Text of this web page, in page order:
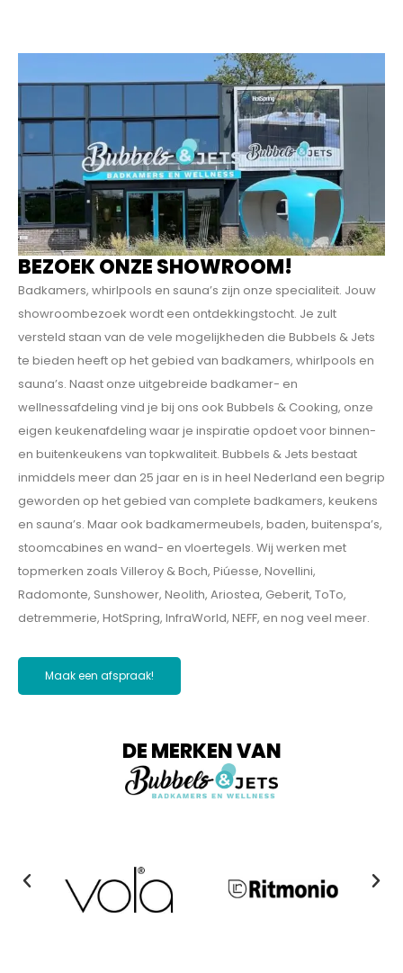
BEZOEK ONZE SHOWROOM!
Badkamers, whirlpools en sauna’s zijn onze specialiteit. Jouw
showroombezoek wordt een ontdekkings­tocht. Je zult
versteld staan van de vele mogelijkheden die Bubbels & Jets
te bieden heeft op het gebied van badkamers, whirlpools en
sauna’s. Naast onze uitgebreide badkamer- en
wellnessafdeling vind je bij ons ook Bubbels & Cooking, onze
eigen keukenafdeling waar je inspiratie opdoet voor binnen-
en buitenkeukens van topkwaliteit. Bubbels & Jets bestaat
inmiddels meer dan 25 jaar en is in heel Nederland een begrip
geworden op het gebied van complete badkamers, keukens
en sauna’s. Maar ook badkamermeubels, baden, buitenspa’s,
stoomcabines en wand- en vloertegels. Wij werken met
topmerken zoals Villeroy & Boch, Piúesse, Novellini,
Radomonte, Sunshower, Neolith, Ariostea, Geberit, ToTo,
detremmerie, HotSpring, InfraWorld, NEFF, en nog veel meer.
Maak een afspraak!
DE MERKEN VAN